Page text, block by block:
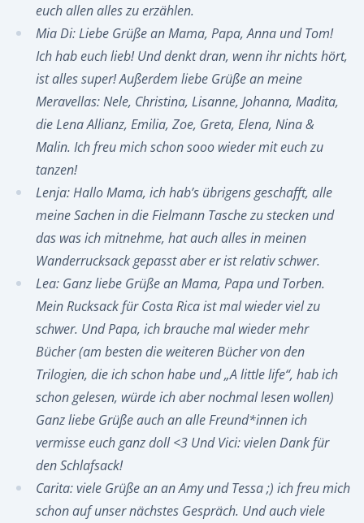
euch allen alles zu erzählen.
Mia Di: Liebe Grüße an Mama, Papa, Anna und Tom!
Ich hab euch lieb! Und denkt dran, wenn ihr nichts hört,
ist alles super! Außerdem liebe Grüße an meine
Meravellas: Nele, Christina, Lisanne, Johanna, Madita,
die Lena Allianz, Emilia, Zoe, Greta, Elena, Nina &
Malin. Ich freu mich schon sooo wieder mit euch zu
tanzen!
Lenja: Hallo Mama, ich hab’s übrigens geschafft, alle
meine Sachen in die Fielmann Tasche zu stecken und
das was ich mitnehme, hat auch alles in meinen
Wanderrucksack gepasst aber er ist relativ schwer.
Lea: Ganz liebe Grüße an Mama, Papa und Torben.
Mein Rucksack für Costa Rica ist mal wieder viel zu
schwer. Und Papa, ich brauche mal wieder mehr
Bücher (am besten die weiteren Bücher von den
Trilogien, die ich schon habe und „A little life“, hab ich
schon gelesen, würde ich aber nochmal lesen wollen)
Ganz liebe Grüße auch an alle Freund*innen ich
vermisse euch ganz doll <3 Und Vici: vielen Dank für
den Schlafsack!
Carita: viele Grüße an an Amy und Tessa ;) ich freu mich
schon auf unser nächstes Gespräch. Und auch viele